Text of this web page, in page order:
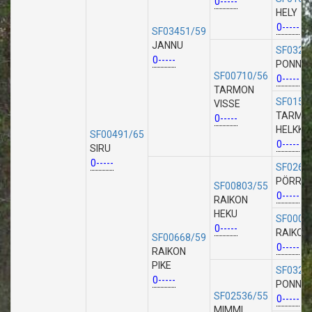
SF00491/65
SIRU
0-----
SF03451/59
JANNU
0-----
HELY
0-----
SF00710/56
TARMON
VISSE
0-----
0-----
HELKKY
0-----
SF00668/59
RAIKON
PIKE
0-----
SF00803/55
RAIKON
HEKU
0-----
PÖRRI
0-----
RAIKON
0-----
SF02536/55
0-----